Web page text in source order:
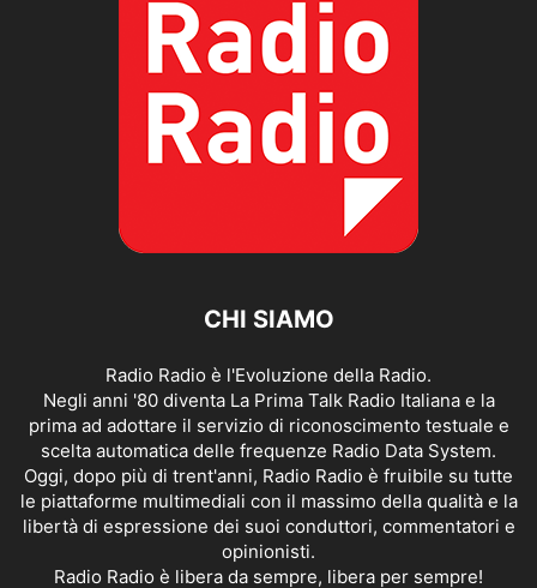
CHI SIAMO
Radio Radio è l'Evoluzione della Radio.
Negli anni '80 diventa La Prima Talk Radio Italiana e la
prima ad adottare il servizio di riconoscimento testuale e
scelta automatica delle frequenze Radio Data System.
Oggi, dopo più di trent'anni, Radio Radio è fruibile su tutte
le piattaforme multimediali con il massimo della qualità e la
libertà di espressione dei suoi conduttori, commentatori e
opinionisti.
Radio Radio è libera da sempre, libera per sempre!